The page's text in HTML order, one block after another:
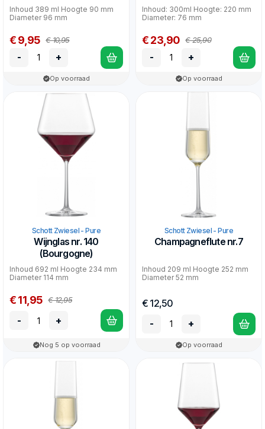
Inhoud 389 ml Hoogte 90 mm
Diameter 96 mm
€ 9,95 € 10,95
- +
Op voorraad
Inhoud: 300ml Hoogte: 220 mm
Diameter: 76 mm
€ 23,90 € 25,90
- +
Op voorraad
Schott Zwiesel - Pure
Wijnglas nr. 140
(Bourgogne)
Inhoud 692 ml Hoogte 234 mm
Diameter 114 mm
€ 11,95 € 12,95
- +
Nog 5 op voorraad
Schott Zwiesel - Pure
Champagneflute nr.7
Inhoud 209 ml Hoogte 252 mm
Diameter 52 mm
€ 12,50
-
+
Op voorraad